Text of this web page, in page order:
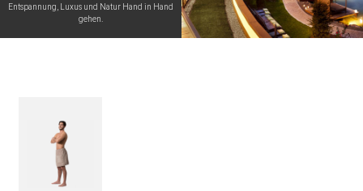
Entspannung, Luxus und Natur Hand in Hand
gehen.